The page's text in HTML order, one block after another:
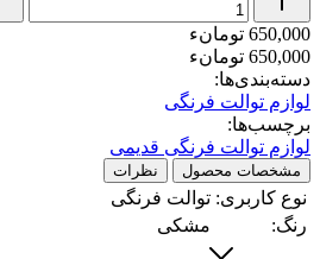
650,000 تومانء
650,000 تومانء
دسته‌بندی‌ها:
لوازم توالت فرنگی
برچسب‌ها:
لوازم توالت فرنگی قدیمی
مشخصات محصول نظرات
نوع کاربری: توالت فرنگی
رنگ:
مشکی